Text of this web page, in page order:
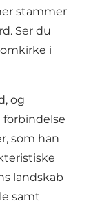
stammer
Ser du
i
og
forbindelse
som han
landskab
samt